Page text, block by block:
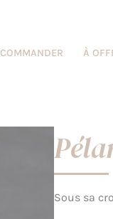
COMMANDER À
Sous sa